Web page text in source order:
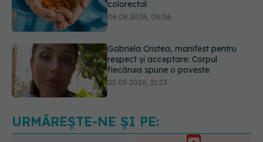
Gabriela Cristea, manifest pentru
respect și acceptare: Corpul
Medicii de la Fundeni demontează
unul dintre cele mai răspândite
URMĂREȘTE-NE ȘI PE: